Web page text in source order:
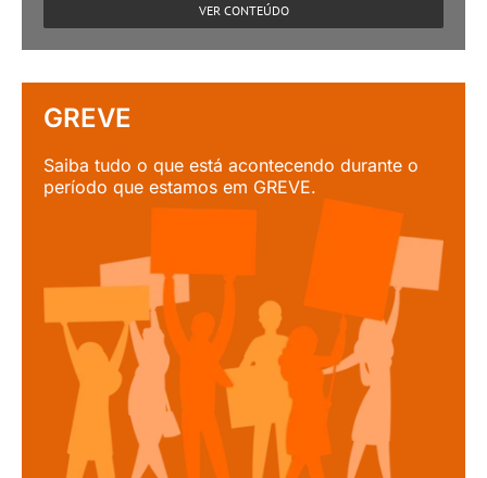
VER CONTEÚDO
GREVE
Saiba tudo o que está acontecendo durante o
período que estamos em GREVE.